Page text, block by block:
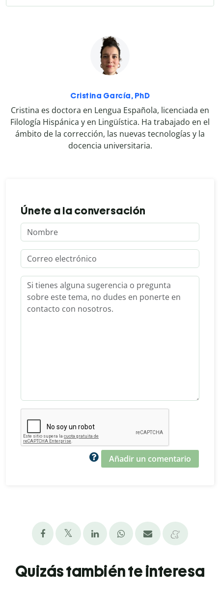
Cristina García, PhD
Cristina es doctora en Lengua Española, licenciada en
Filología Hispánica y en Lingüística. Ha trabajado en el
ámbito de la corrección, las nuevas tecnologías y la
docencia universitaria.
Únete a la conversación
Añadir un comentario
Quizás también te interesa